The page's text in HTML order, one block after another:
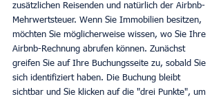
zusätzlichen Reisenden und natürlich der Airbnb-
Mehrwertsteuer. Wenn Sie Immobilien besitzen,
möchten Sie möglicherweise wissen, wo Sie Ihre
Airbnb-Rechnung abrufen können. Zunächst
greifen Sie auf Ihre Buchungsseite zu, sobald Sie
sich identifiziert haben. Die Buchung bleibt
sichtbar und Sie klicken auf die "drei Punkte", um